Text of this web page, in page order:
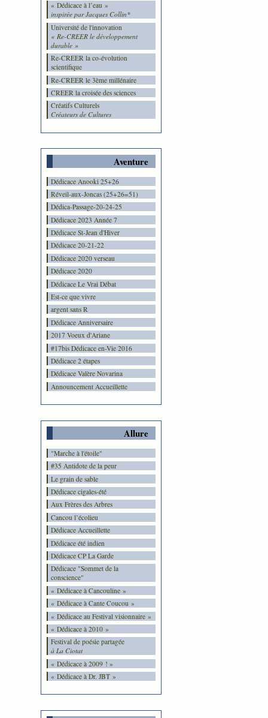
« Dédicace à l’eau »
inspirée par Jacques Collin*
Université de l'innovation
« Re-CREER le développement
durable »
Re-CREER la co-évolution
scientifique
Re-CREER le 3ème millénaire
CREER la croisée des sciences
Créatifs Culturels
Créateurs de Cultures
Aventure
Dédicace Anooki 25+26
Réveil-aux-Joncas (25+26=51)
Dédica-Passage-20-24-25
Dédicace 2023 Année 7
Dédicace St-Jean d'Hiver
Dédicace 20-21-22
Dédicace 2020 verseau
Dédicace 2020
Dédicace Le Vrai Débat
Est-ce que vivre
argent sans R
Dédicace Anniversaire
2017 Voeux d'Ariane
#17bis Dédicace en-Vie 2016
Dédicace 2 étapes
Dédicace Valère Novarina
Announcement Accueillette
Allure
"Marche à l'étoile"
#35 Antidote de la peur
Le grain de sable
Dédicace cigales-été
Aux Frères des Arbres
Cancou l’écolieu
Dédicace Accueillette
Dédicace été indien
Dédicace CP La Garde
Dédicace "Sommet de la
conscience"
« Dédicace à Cancouline »
« Dédicace à Cante Coucou »
« Dédicace au Festival visionnaire »
« Dédicace à 2010 »
Festival de poésie partagée
à La Ciotat
« Dédicace à 2009 ! »
« Dédicace à Dr. JBT »